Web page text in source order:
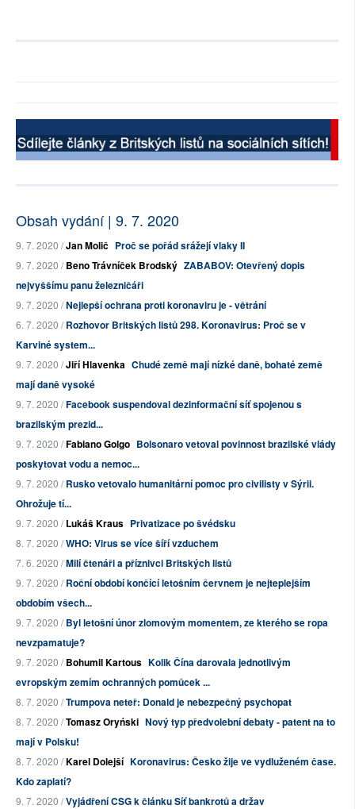
Obsah vydání | 9. 7. 2020
9. 7. 2020 /Jan Molič Proč se pořád srážejí vlaky II
9. 7. 2020 /Beno Trávníček Brodský ZABABOV: Otevřený dopis
nejvyššímu panu železničáři
9. 7. 2020 /Nejlepší ochrana proti koronaviru je - větrání
6. 7. 2020 /Rozhovor Britských listů 298. Koronavirus: Proč se v
Karviné system...
9. 7. 2020 /Jiří Hlavenka Chudé země mají nízké daně, bohaté země
mají daně vysoké
9. 7. 2020 /Facebook suspendoval dezinformační síť spojenou s
brazilským prezid...
9. 7. 2020 /Fabiano Golgo Bolsonaro vetoval povinnost brazilské vlády
poskytovat vodu a nemoc...
9. 7. 2020 /Rusko vetovalo humanitární pomoc pro civilisty v Sýrii.
Ohrožuje tí...
9. 7. 2020 /Lukáš Kraus Privatizace po švédsku
8. 7. 2020 /WHO: Virus se více šíří vzduchem
7. 6. 2020 /Milí čtenáři a příznivci Britských listů
9. 7. 2020 /Roční období končící letošním červnem je nejteplejším
obdobím všech...
9. 7. 2020 /Byl letošní únor zlomovým momentem, ze kterého se ropa
nevzpamatuje?
9. 7. 2020 /Bohumil Kartous Kolik Čína darovala jednotlivým
evropským zemím ochranných pomůcek ...
8. 7. 2020 /Trumpova neteř: Donald je nebezpečný psychopat
8. 7. 2020 /Tomasz Oryński Nový typ předvolební debaty - patent na to
mají v Polsku!
8. 7. 2020 /Karel Dolejší Koronavirus: Česko žije ve vydluženém čase.
Kdo zaplatí?
9. 7. 2020 /Vyjádření CSG k článku Síť bankrotů a držav